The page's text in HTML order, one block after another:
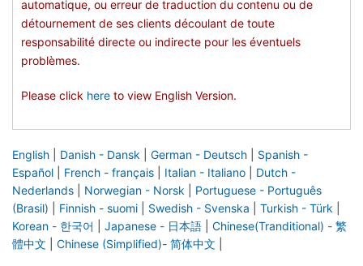
automatique, ou erreur de traduction du contenu ou de
détournement de ses clients découlant de toute
responsabilité directe ou indirecte pour les éventuels
problèmes.
Please click here to view English Version.
English Danish - Dansk German - Deutsch
Spanish -
Español
French - français Italian - Italiano
Dutch -
Nederlands
Norwegian - Norsk
Portuguese - Português
(Brasil)
Finnish - suomi Swedish - Svenska Turkish - Türk
Korean - 한국어
Japanese - 日本語
Chinese(Tranditional) - 繁
體中文
Chinese (Simplified)- 简体中文